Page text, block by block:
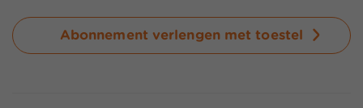
Abonnement verlengen met toestel